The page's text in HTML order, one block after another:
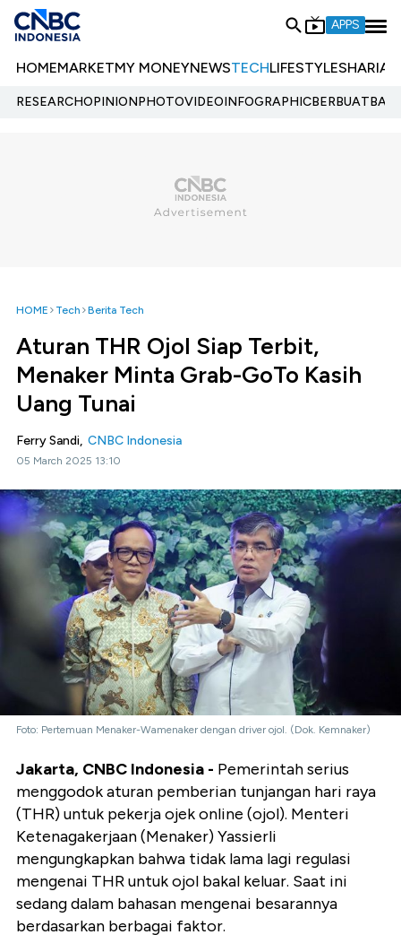
APPS
HOMEMARKETMY MONEYNEWSTECHLIFESTYLESHARIA
RESEARCHOPINIONPHOTOVIDEOINFOGRAPHIC
HOME Tech Berita Tech
Aturan THR Ojol Siap Terbit,
Menaker Minta Grab-GoTo Kasih
Uang Tunai
Ferry Sandi, CNBC Indonesia
05 March 2025 13:10
Foto: Pertemuan Menaker-Wamenaker dengan driver ojol. (Dok. Kemnaker)
Jakarta, CNBC Indonesia - Pemerintah serius
menggodok aturan pemberian tunjangan hari raya
(THR) untuk pekerja ojek online (ojol). Menteri
Ketenagakerjaan (Menaker) Yassierli
mengungkapkan bahwa tidak lama lagi regulasi
mengenai THR untuk ojol bakal keluar. Saat ini
sedang dalam bahasan mengenai besarannya
berdasarkan berbagai faktor.